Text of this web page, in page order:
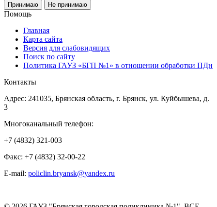
Принимаю Не принимаю
Помощь
Главная
Карта сайта
Версия для слабовидящих
Поиск по сайту
Политика ГАУЗ «БГП №1» в отношении обработки ПДн
Контакты
Адрес: 241035, Брянская область, г. Брянск, ул. Куйбышева, д.
3
Многоканальный телефон:
+7 (4832) 321-003
Факс: +7 (4832) 32-00-22
E-mail: policlin.bryansk@yandex.ru